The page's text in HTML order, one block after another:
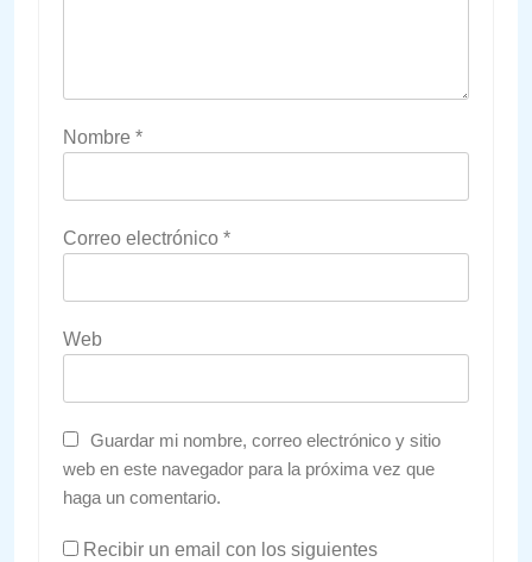
Nombre *
Correo electrónico *
Web
Guardar mi nombre, correo electrónico y sitio
web en este navegador para la próxima vez que
haga un comentario.
Recibir un email con los siguientes